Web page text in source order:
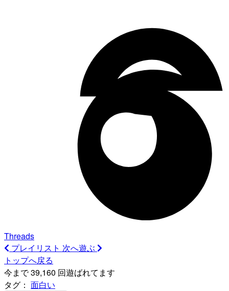
Threads
プレイリスト 次へ遊ぶ
トップへ戻る
今まで 39,160 回遊ばれてます
タグ： 面白い